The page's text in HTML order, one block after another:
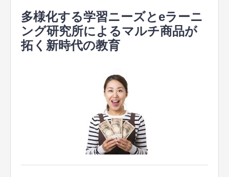
多様化する学習ニーズとeラーニ
ング研究所によるマルチ商品が
拓く新時代の教育